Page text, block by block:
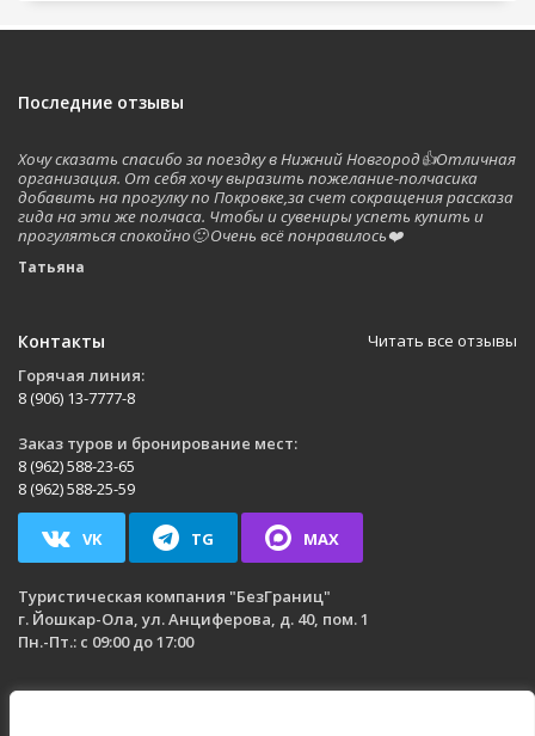
Последние отзывы
Хочу сказать спасибо за поездку в Нижний Новгород👍Отличная
организация. От себя хочу выразить пожелание-полчасика
добавить на прогулку по Покровке,за счет сокращения рассказа
гида на эти же полчаса. Чтобы и сувениры успеть купить и
прогуляться спокойно🙂 Очень всё понравилось❤️
Татьяна
Читать все отзывы
Контакты
Горячая линия:
8 (906) 13-7777-8
Заказ туров и бронирование мест:
8 (962) 588-23-65
8 (962) 588-25-59
VK TG MAX
Туристическая компания "БезГраниц"
г. Йошкар-Ола, ул. Анциферова, д. 40, пом. 1
Пн.-Пт.: с 09:00 до 17:00